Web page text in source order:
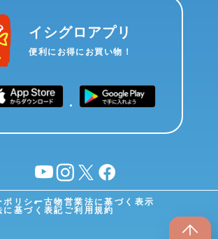
イシグロアプリ
便利にお得にお買い物！
YouTubeinstagram
X facebook
ポリシー古物営業法に基づく表示
に基づく表記 ご利用規約